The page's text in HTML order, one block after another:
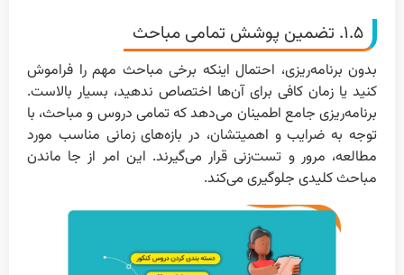
۱.۵. تضمین پوشش تمامی مباحث
بدون برنامه‌ریزی، احتمال اینکه برخی مباحث مهم را فراموش
کنید یا زمان کافی برای آن‌ها اختصاص ندهید، بسیار بالاست.
برنامه‌ریزی جامع اطمینان می‌دهد که تمامی دروس و مباحث، با
توجه به ضرایب و اهمیتشان، در بازه‌های زمانی مناسب مورد
مطالعه، مرور و تست‌زنی قرار می‌گیرند. این امر از جا ماندن
مباحث کلیدی جلوگیری می‌کند.